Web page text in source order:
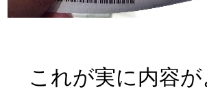
これが実に内容が